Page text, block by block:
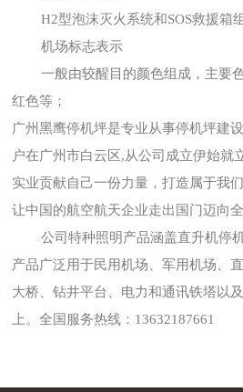
H2型泡沫灭火系统和SOS救援箱组
机场标志表示
一般由较醒目的颜色组成，主要色
红色等；
广州黑鹰停机坪是专业从事停机坪建
户在广州市白云区,从公司成立伊始就
实业贡献自己一份力量，打造属于我
让中国的航空航天企业走出国门迈向全
公司特种照明产品涵盖直升机停
产品广泛用于民用机场、军用机场、
大桥、钻井平台、电力和通讯铁塔以
上。全国服务热线：13632187661